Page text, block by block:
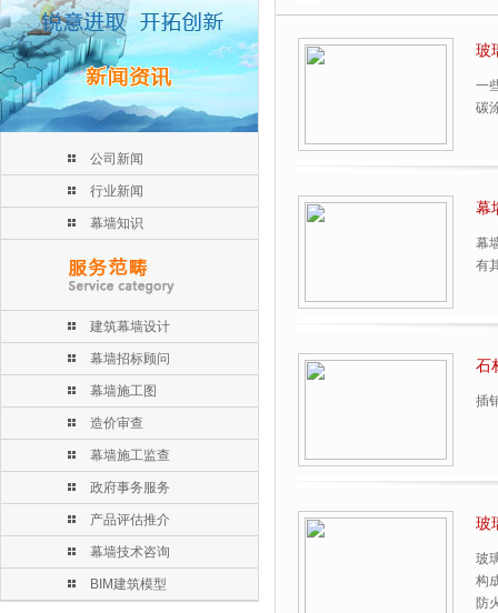
公司新闻
行业新闻
幕墙知识
建筑幕墙设计
幕墙招标顾问
幕墙施工图
造价审查
幕墙施工监查
政府事务服务
产品评估推介
幕墙技术咨询
BIM建筑模型
玻
一
碳
幕
幕
有
石
插
玻
玻
构
防